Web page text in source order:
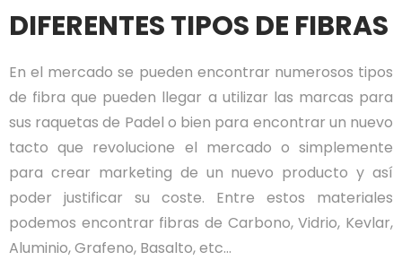
DIFERENTES TIPOS DE FIBRAS
En el mercado se pueden encontrar numerosos tipos
de fibra que pueden llegar a utilizar las marcas para
sus raquetas de Padel o bien para encontrar un nuevo
tacto que revolucione el mercado o simplemente
para crear marketing de un nuevo producto y así
poder justificar su coste. Entre estos materiales
podemos encontrar fibras de Carbono, Vidrio, Kevlar,
Aluminio, Grafeno, Basalto, etc…